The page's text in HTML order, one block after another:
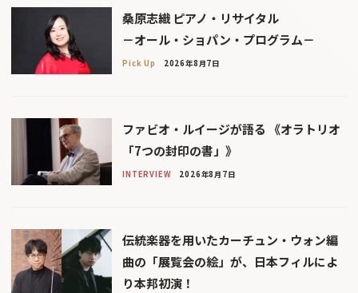
桑原志織 ピアノ・リサイタル
－オール・ショパン・プログラム－
Pick Up 2026年8月7日
ファビオ・ルイージが語る 《オラトリオ
「7つの封印の書」》
INTERVIEW 2026年8月7日
伝統楽器を用いたカーチュン・ウォン編
曲の「展覧会の絵」が、日本フィルによ
り本邦初演！